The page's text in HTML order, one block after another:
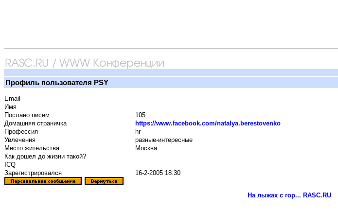
Профиль пользователя PSY
Email
Имя
Послано писем
105
Домашняя страничка
https://www.facebook.com/natalya.berestovenko
Профессия
hr
Увлечения
разные-интересные
Место жительства
Москва
Как дошел до жизни такой?
ICQ
Зарегистрировался
16-2-2005 18:30
На лыжах с гор... RASC.RU